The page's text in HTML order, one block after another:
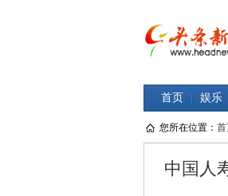
首页 娱乐
您所在位置：
中国人